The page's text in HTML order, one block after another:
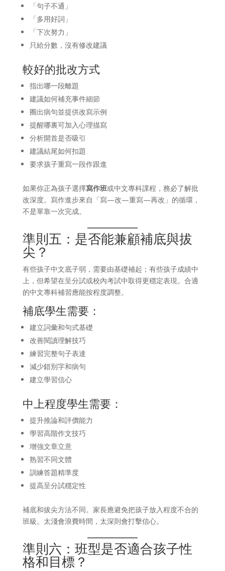
「句子不通」
「多用好詞」
「下次努力」
只給分數，沒有修改建議
較好的批改方式
指出哪一段離題
建議如何補充事件細節
圈出病句並提供改寫示例
提醒哪裏可加入心理描寫
分析開首是否吸引
建議結尾如何扣題
要求孩子重寫一段作跟進
如果你正為孩子選擇寫作班或中文專科課程，務必了解批
改深度。寫作進步來自「寫—改—重寫—再改」的循環，
不是單靠一次完成。
準則五：是否能兼顧補底與拔
尖？
有些孩子中文底子弱，需要由基礎補起；有些孩子成績中
上，但希望在呈分試或校內考試中取得更穩定表現。合適
的中文專科補習應能按程度調整。
補底學生需要：
建立詞彙和句式基礎
改善閱讀理解技巧
練習完整句子表達
減少錯別字和病句
建立學習信心
中上程度學生需要：
提升推論和評價能力
學習高階作文技巧
增強文章立意
熟習不同文體
訓練答題精準度
提高呈分試穩定性
補底和拔尖方法不同。家長應避免把孩子放入程度不合的
班級。太淺會浪費時間，太深則會打擊信心。
準則六：班型是否適合孩子性
格和目標？